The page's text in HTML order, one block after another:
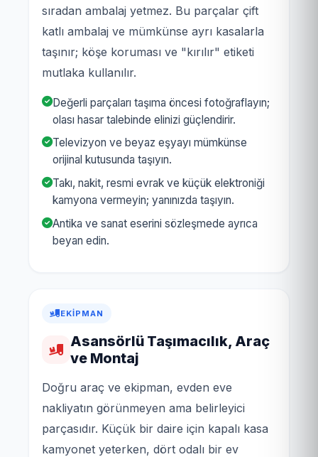
sıradan ambalaj yetmez. Bu parçalar çift
katlı ambalaj ve mümkünse ayrı kasalarla
taşınır; köşe koruması ve "kırılır" etiketi
mutlaka kullanılır.
Değerli parçaları taşıma öncesi fotoğraflayın;
olası hasar talebinde elinizi güçlendirir.
Televizyon ve beyaz eşyayı mümkünse
orijinal kutusunda taşıyın.
Takı, nakit, resmi evrak ve küçük elektroniği
kamyona vermeyin; yanınızda taşıyın.
Antika ve sanat eserini sözleşmede ayrıca
beyan edin.
EKIPMAN
Asansörlü Taşımacılık, Araç
ve Montaj
Doğru araç ve ekipman, evden eve
nakliyatın görünmeyen ama belirleyici
parçasıdır. Küçük bir daire için kapalı kasa
kamyonet yeterken, dört odalı bir ev